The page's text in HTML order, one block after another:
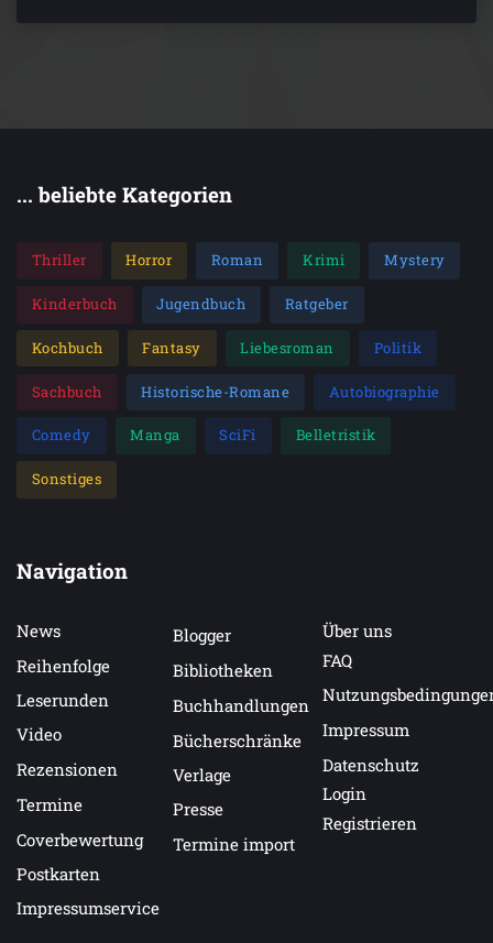
... beliebte Kategorien
Thriller Horror Roman Krimi Mystery
Kinderbuch Jugendbuch Ratgeber
Kochbuch Fantasy Liebesroman Politik
Sachbuch Historische-Romane Autobiographie
Comedy Manga SciFi Belletristik
Sonstiges
Navigation
News
Reihenfolge
Leserunden
Video
Rezensionen
Termine
Coverbewertung
Postkarten
Impressumservice
Blogger
Bibliotheken
Buchhandlungen
Bücherschränke
Verlage
Presse
Termine import
Über uns
FAQ
Impressum
Datenschutz
Login
Registrieren